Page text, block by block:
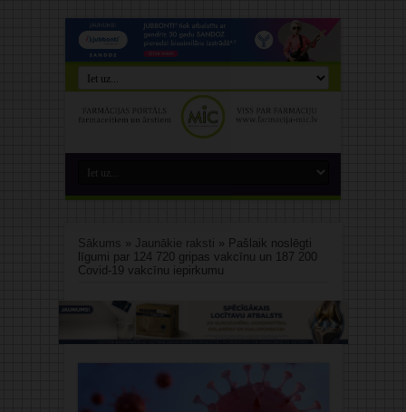
Sākums » Jaunākie raksti » Pašlaik noslēgti
līgumi par 124 720 gripas vakcīnu un 187 200
Covid-19 vakcīnu iepirkumu